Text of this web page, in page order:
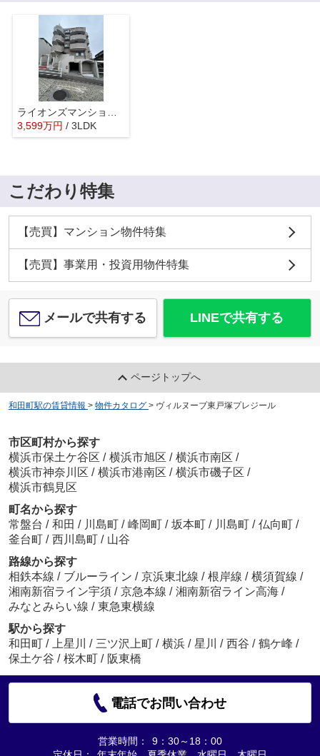
3,599万円 / 3LDK
こだわり特集
【売買】マンション物件特集
【売買】事業用・投資用物件特集
メールで共有する LINEで共有する
ページトップへ
和田町駅の賃貸情報 > 物件カタログ > ヴィルヌーブ東戸塚プレジール
市区町村から探す
横浜市保土ケ谷区 / 横浜市旭区 / 横浜市南区 /
横浜市神奈川区 / 横浜市港南区 / 横浜市磯子区 /
横浜市鶴見区
町名から探す
常盤台 / 和田 / 川島町 / 峰岡町 / 坂本町 / 川島町 / 仏向町 /
釜台町 / 西川島町 / 山谷
路線から探す
相鉄本線 / ブルーライン / 京浜東北線 / 根岸線 / 横須賀線 /
湘南新宿ライン宇須 / 京急本線 / 湘南新宿ライン高海 /
みなとみらい線 / 東急東横線
駅から探す
和田町 / 上星川 / 三ツ沢上町 / 横浜 / 星川 / 西谷 / 鶴ケ峰 /
保土ケ谷 / 桜木町 / 阪東橋
電話でお問い合わせ
営業時間：
9：30～18：00